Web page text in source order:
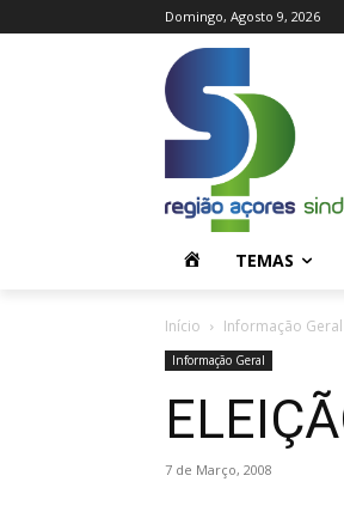
Domingo, Agosto 9, 2026
M
E
TEMAS
Início Informação Geral
Informação Geral
7 de Março, 2008